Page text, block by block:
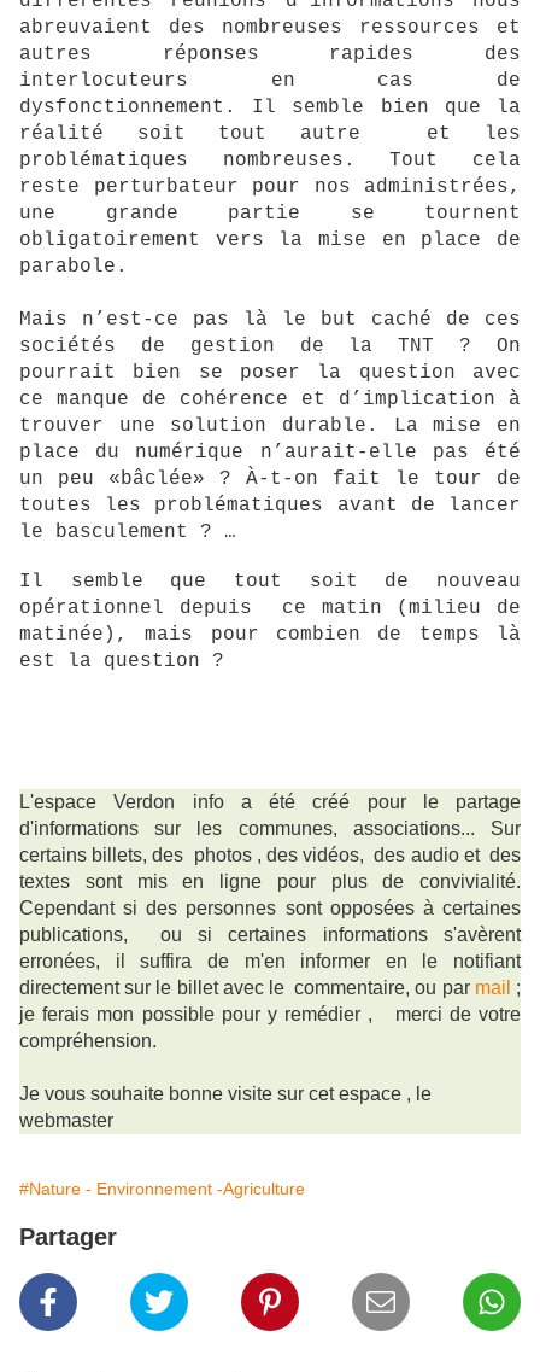
abreuvaient des nombreuses ressources et
autres réponses rapides des
interlocuteurs en cas de
dysfonctionnement. Il semble bien que la
réalité soit tout autre et les
problématiques nombreuses. Tout cela
reste perturbateur pour nos administrées,
une grande partie se tournent
obligatoirement vers la mise en place de
parabole.
Mais n’est-ce pas là le but caché de ces
sociétés de gestion de la TNT ? On
pourrait bien se poser la question avec
ce manque de cohérence et d’implication à
trouver une solution durable. La mise en
place du numérique n’aurait-elle pas été
un peu «bâclée» ? À-t-on fait le tour de
toutes les problématiques avant de lancer
le basculement ? …
Il semble que tout soit de nouveau
opérationnel depuis ce matin (milieu de
matinée), mais pour combien de temps là
est la question ?
L'espace Verdon info a été créé pour le partage
d'informations sur les communes, associations... Sur
certains billets, des photos , des vidéos, des audio et des
textes sont mis en ligne pour plus de convivialité.
Cependant si des personnes sont opposées à certaines
publications, ou si certaines informations s'avèrent
erronées, il suffira de m'en informer en le notifiant
directement sur le billet avec le commentaire, ou par mail ;
je ferais mon possible pour y remédier ,
merci de votre
compréhension.
Je vous souhaite bonne visite sur cet espace , le
webmaster
#Nature - Environnement -Agriculture
Partager